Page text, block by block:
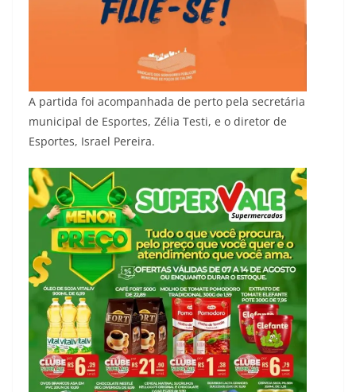
A partida foi acompanhada de perto pela secretária
municipal de Esportes, Zélia Testi, e o diretor de
Esportes, Israel Pereira.